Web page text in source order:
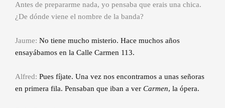
Antes de prepararme nada, yo pensaba que erais una chica.
¿De dónde viene el nombre de la banda?
Jaume: No tiene mucho misterio. Hace muchos años
ensayábamos en la Calle Carmen 113.
Alfred: Pues fíjate. Una vez nos encontramos a unas señoras
en primera fila. Pensaban que iban a ver Carmen, la ópera.